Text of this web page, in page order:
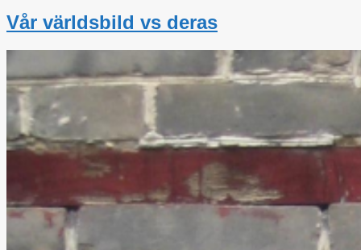
Vår världsbild vs deras